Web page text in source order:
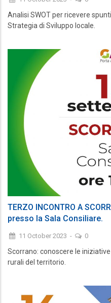
Analisi SWOT per ricevere
Strategia di Sviluppo locale.
TERZO INCONTRO A
presso la Sala Consiliare.
11 October 2023 - 0
Scorrano: conoscere le
rurali del territorio.